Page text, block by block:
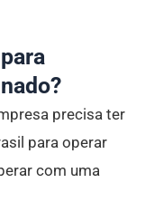
precisa ter
para operar
com uma